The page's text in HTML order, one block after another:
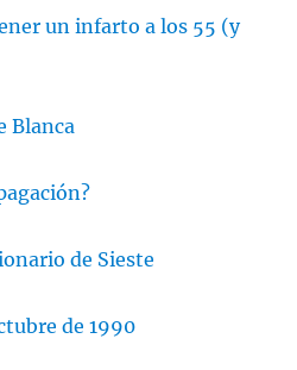
un infarto a los 55 (y
Blanca
de Sieste
de 1990